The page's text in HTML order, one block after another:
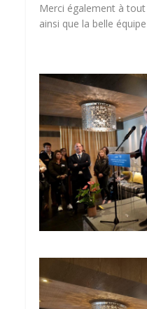
Merci également à
ainsi que la belle